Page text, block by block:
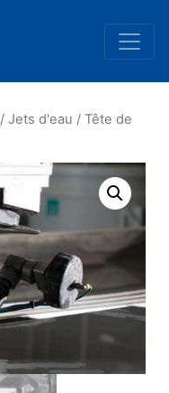
/Jets d'eau / Tête de